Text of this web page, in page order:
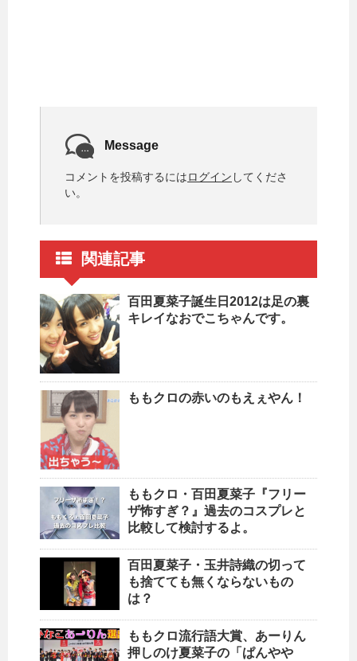
Message
コメントを投稿するにはログイン してくださ
い。
関連記事
百田夏菜子誕生日2012は足の裏
キレイなおでこちゃんです。
ももクロの赤いのもえぇやん！
ももクロ・百田夏菜子『フリー
ザ怖すぎ？』過去のコスプレと
比較して検討するよ。
百田夏菜子・玉井詩織の切って
も捨てても無くならないもの
は？
ももクロ流行語大賞、あーりん
押しのけ夏菜子の「ぱんやや